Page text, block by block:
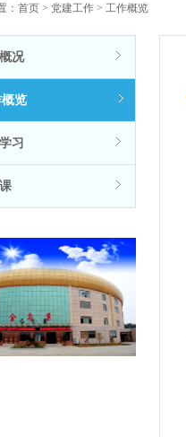
： 首页 > 党建工作 > 工作概览
况
览
习